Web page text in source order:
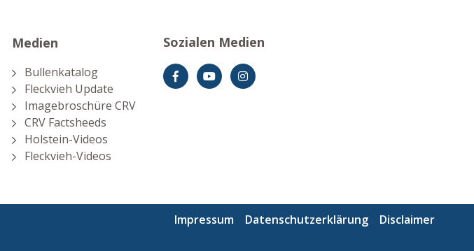
Medien
Bullenkatalog
Fleckvieh Update
Imagebroschüre CRV
CRV Factsheeds
Holstein-Videos
Fleckvieh-Videos
Sozialen Medien
Impressum Datenschutzerklärung Disclaimer